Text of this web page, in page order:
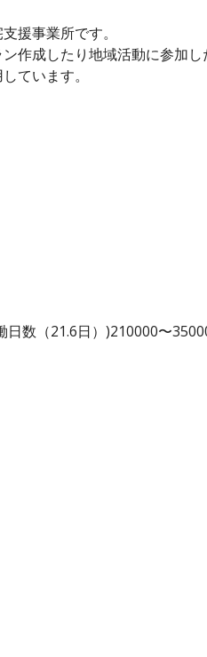
援事業所です。
作成したり地域活動に参加し
ています。
数（21.6日）)210000〜